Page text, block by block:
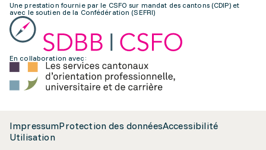
Une prestation fournie par le CSFO sur mandat des cantons (CDIP) et
avec le soutien de la Confédération (SEFRI)
En collaboration avec:
ImpressumProtection des donnéesAccessibilité
Utilisation